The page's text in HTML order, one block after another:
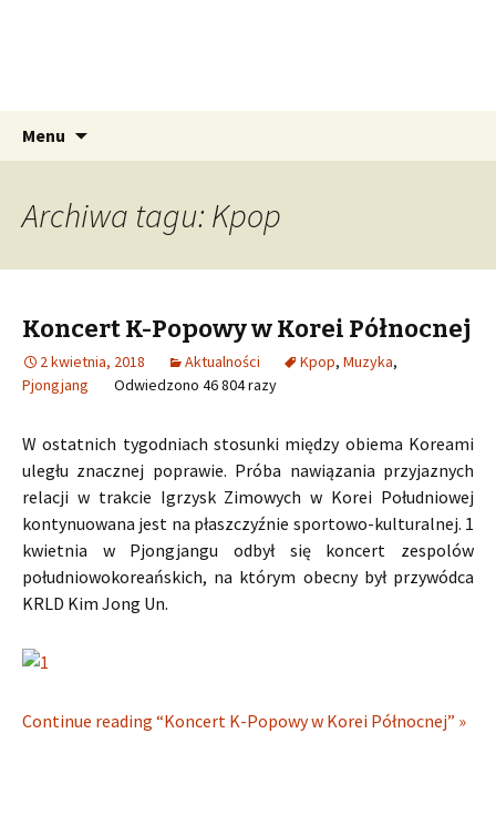
Północnej
Menu
Archiwa tagu: Kpop
Koncert K-Popowy w Korei Północnej
2 kwietnia, 2018 Aktualności Kpop, Muzyka,
Pjongjang
Odwiedzono 46 804 razy
W ostatnich tygodniach stosunki między obiema Koreami
uległu znacznej poprawie. Próba nawiązania przyjaznych
relacji w trakcie Igrzysk Zimowych w Korei Południowej
kontynuowana jest na płaszczyźnie sportowo-kulturalnej. 1
kwietnia w Pjongjangu odbył się koncert zespolów
południowokoreańskich, na którym obecny był przywódca
KRLD Kim Jong Un.
Continue reading “Koncert K-Popowy w Korei Północnej” »